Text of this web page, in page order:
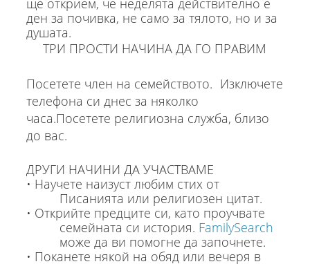
ще открием, че неделята действително е
ден за почивка, не само за тялото, но и за
душата.
ТРИ ПРОСТИ НАЧИНА ДА ГО ПРАВИМ
Посетете член на семейството. Изключете
телефона си днес за няколко
часа.Посетете религиозна служба, близо
до вас.
ДРУГИ НАЧИНИ ДА УЧАСТВАМЕ
• Научете наизуст любим стих от
Писанията или религиозен цитат.
• Открийте предците си, като проучвате
семейната си история. FamilySearch
може да ви помогне да започнете.
• Поканете някой на обяд или вечеря в